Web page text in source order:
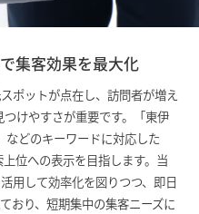
集客効果を最大化
ポットが点在し、訪問者が増え
けやすさが重要です。「東伊
などのキーワードに対応した
位への表示を目指します。当
用して効率化を図りつつ、即日
おり、短期集中の集客ニーズに